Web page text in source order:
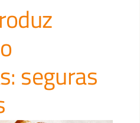
seguras